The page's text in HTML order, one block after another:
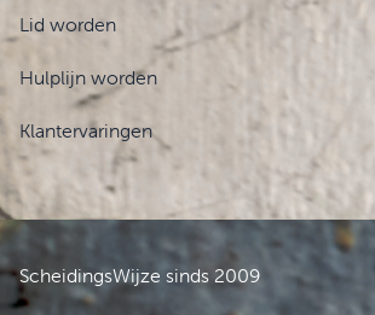
Lid worden
Hulplijn worden
Klantervaringen
ScheidingsWijze sinds 2009